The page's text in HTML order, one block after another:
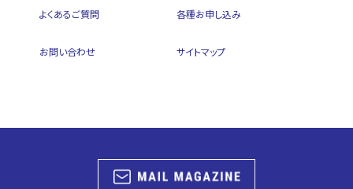
よくあるご質問 各種お申し込み
お問い合わせ サイトマップ